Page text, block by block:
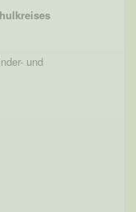
und